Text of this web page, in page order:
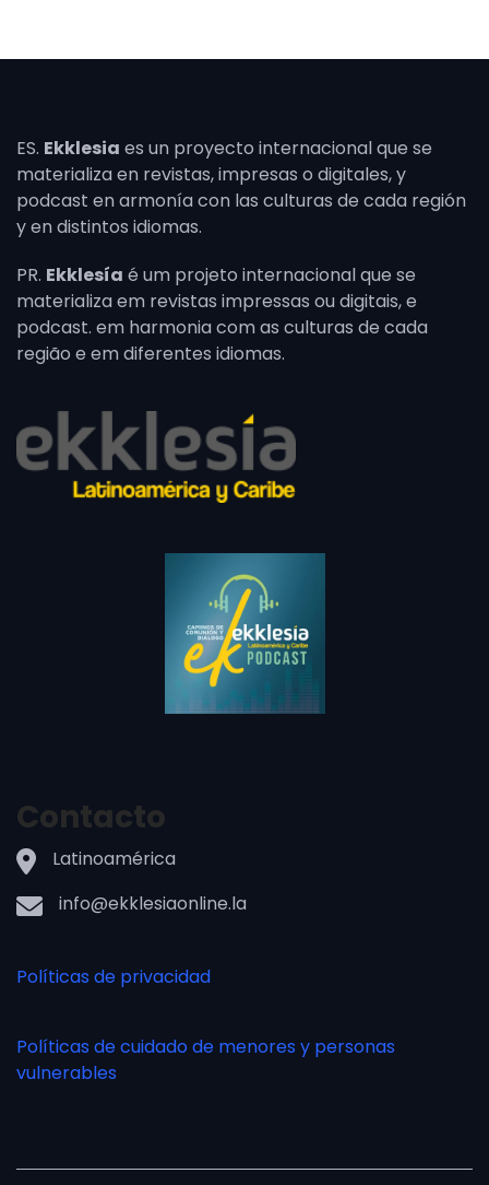
ES. Ekklesia es un proyecto internacional que se
materializa en revistas, impresas o digitales, y
podcast en armonía con las culturas de cada región
y en distintos idiomas.
PR. Ekklesía é um projeto internacional que se
materializa em revistas impressas ou digitais, e
podcast. em harmonia com as culturas de cada
região e em diferentes idiomas.
Contacto
Latinoamérica
info@ekklesiaonline.la
Políticas de privacidad
Políticas de cuidado de menores y personas
vulnerables